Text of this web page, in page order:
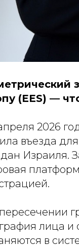
(EES) —
2026
въезда
Израиля.
лица и
в